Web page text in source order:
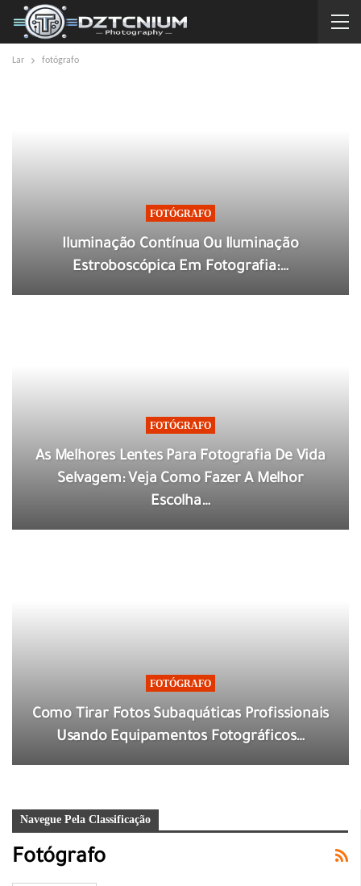
Lar fotógrafo
FOTÓGRAFO
Iluminação Contínua Ou Iluminação
Estroboscópica Em Fotografia:…
FOTÓGRAFO
As Melhores Lentes Para Fotografia De Vida
Selvagem: Veja Como Fazer A Melhor
Escolha…
FOTÓGRAFO
Como Tirar Fotos Subaquáticas Profissionais
Usando Equipamentos Fotográficos…
Navegue Pela Classificação
Fotógrafo